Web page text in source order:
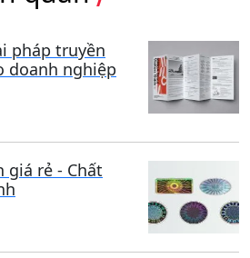
pháp truyền
doanh nghiệp
giá rẻ - Chất